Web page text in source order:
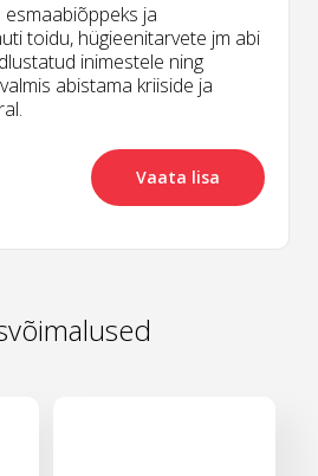
ja
toidu, hügieenitarvete jm abi
inimestele ning
abistama kriiside ja
Vaata lisa